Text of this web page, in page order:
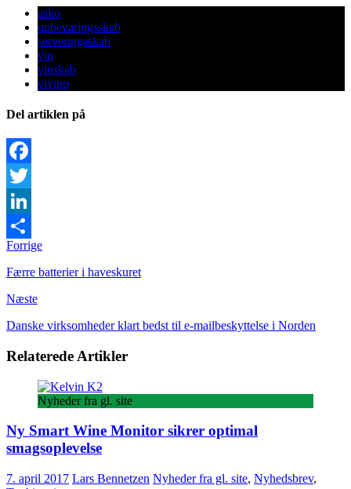
asko
opbevaringsskab
serveringsskab
vin
vinskab
vivino
Del artiklen på
Facebook
Twitter
LinkedIn
Share
Forrige
Færre batterier i haveskuret
Næste
Danske virksomheder klart bedst til e-mailbeskyttelse i Norden
Relaterede Artikler
Nyheder fra gl. site
Ny Smart Wine Monitor sikrer optimal
smagsoplevelse
7. april 2017 Lars Bennetzen Nyheder fra gl. site, Nyhedsbrev,